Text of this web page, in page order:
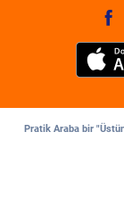
Pratik Araba bir